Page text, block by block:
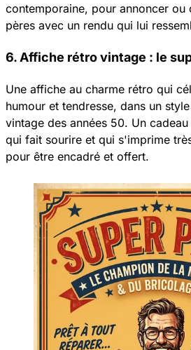
contemporaine, pour annoncer ou
pères avec un rendu qui lui
6. Affiche rétro vintage : le
Une affiche au charme rétro qui
humour et tendresse, dans un
vintage des années 50. Un
qui fait sourire et qui s'imprime
pour être encadré et offert.